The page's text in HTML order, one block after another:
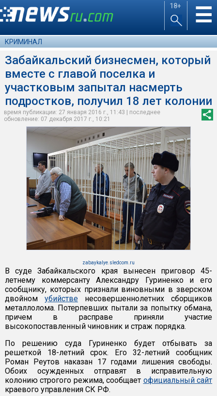
18+ ☰
КРИМИНАЛ
Забайкальский бизнесмен, который
вместе с главой поселка и
участковым запытал насмерть
подростков, получил 18 лет колонии
время публикации: 27 января 2016 г., 11:43 | последнее
обновление: 07 декабря 2017 г., 10:21
zabaykalye.sledcom.ru
В суде Забайкальского края вынесен приговор 45-
летнему коммерсанту Александру Гуриненко и его
сообщнику, которых признали виновными в зверском
двойном убийстве несовершеннолетних сборщиков
металлолома. Потерпевших пытали за попытку обмана,
причем в расправе приняли участие
высокопоставленный чиновник и страж порядка.
По решению суда Гуриненко будет отбывать за
решеткой 18-летний срок. Его 32-летний сообщник
Роман Реутов наказан 17 годами лишения свободы.
Обоих осужденных отправят в исправительную
колонию строгого режима, сообщает официальный сайт
краевого управления СК РФ.